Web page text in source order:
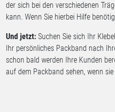
der sich bei den verschiedenen
kann. Wenn Sie hierbei Hilfe
Und jetzt: Suchen Sie sich Ihr
Ihr persönliches Packband nach
schon bald werden Ihre Kunden
auf dem Packband sehen, wenn